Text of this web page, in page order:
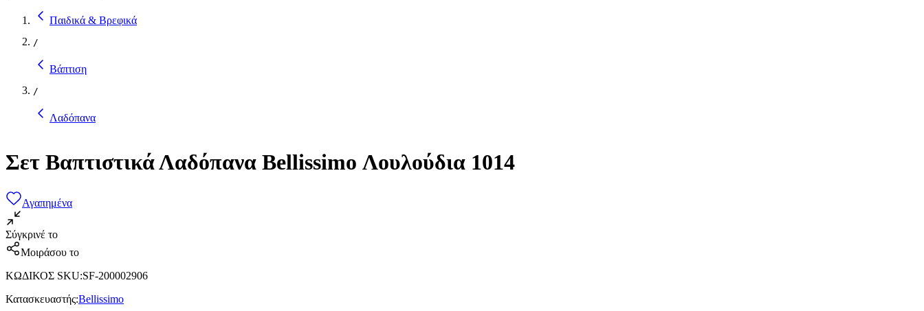
Παιδικά & Βρεφικά
/
Βάπτιση
/
Λαδόπανα
Σετ Βαπτιστικά Λαδόπανα Bellissimo Λουλούδια 1014
Αγαπημένα
Σύγκρινέ το
Μοιράσου το
ΚΩΔΙΚΟΣ SKU:SF-200002906
Κατασκευαστής:Bellissimo